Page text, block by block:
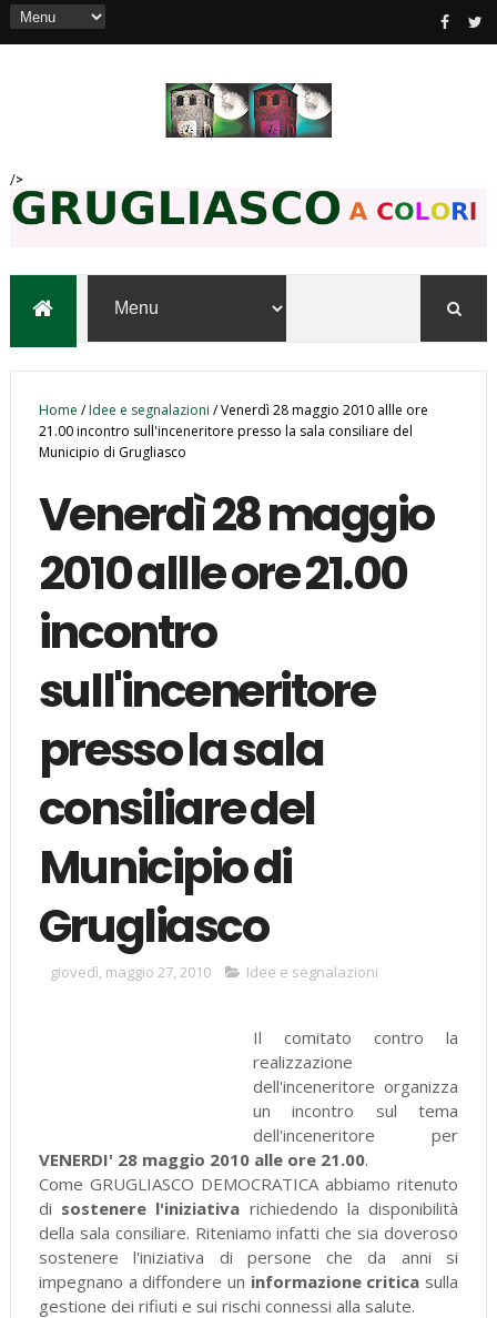
/>
Home /Idee e segnalazioni /Venerdì 28 maggio 2010 allle ore
21.00 incontro sull'inceneritore presso la sala consiliare del
Municipio di Grugliasco
Venerdì 28 maggio
2010 allle ore 21.00
incontro
sull'inceneritore
presso la sala
consiliare del
Municipio di
Grugliasco
giovedì, maggio 27, 2010 Idee e segnalazioni
Il comitato contro la
realizzazione
dell'inceneritore organizza
un incontro sul tema
dell'inceneritore per
VENERDI' 28 maggio 2010 alle ore 21.00.
Come GRUGLIASCO DEMOCRATICA abbiamo ritenuto
di sostenere l'iniziativa richiedendo la disponibilità
della sala consiliare. Riteniamo infatti che sia doveroso
sostenere l'iniziativa di persone che da anni si
impegnano a diffondere un informazione critica sulla
gestione dei rifiuti e sui rischi connessi alla salute.